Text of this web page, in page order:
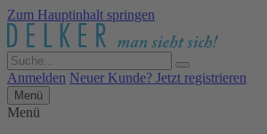
Zum Hauptinhalt springen
Anmelden Neuer Kunde? Jetzt registrieren
Menü
Menü